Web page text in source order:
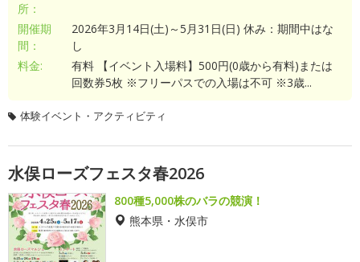
所：
開催期
間：
2026年3月14日(土)～5月31日(日) 休み：期間中はな
し
料金:
有料 【イベント入場料】500円(0歳から有料)または
回数券5枚 ※フリーパスでの入場は不可 ※3歳...
体験イベント・アクティビティ
水俣ローズフェスタ春2026
800種5,000株のバラの競演！
熊本県・水俣市